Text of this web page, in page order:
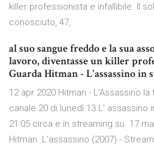
killer professionista e infallibile. Il
conosciuto, 47,
al suo sangue freddo e la sua
lavoro, diventasse un killer
Guarda Hitman - L'assassino in
12 apr 2020 Hitman - L'Assassino
canale 20 di lunedì 13 L' assassino
21:05 circa e in streaming su 17
Hitman. L'assassino (2007) -